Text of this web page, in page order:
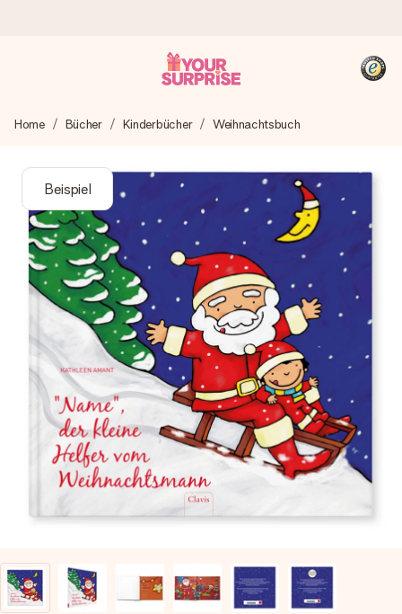
Wir bereiten dein Geschenk sorgfältig vor und schicken es
4,8 (basierend auf +15.000 Bewertungen)
Unsere Geschenke begeistern. Kunden bewerten uns mit
4,8 bei Google Reviews (Gesamtergebnis aller Länder, in
die wir versenden).
+49 39292 929695
Montag - Freitag : 8:30 - 17:00 Uhr
Samstag - Sonntag : 8:30 - 13:00 Uhr
Home Bücher Kinderbücher Weihnachtsbuch
Beispiel